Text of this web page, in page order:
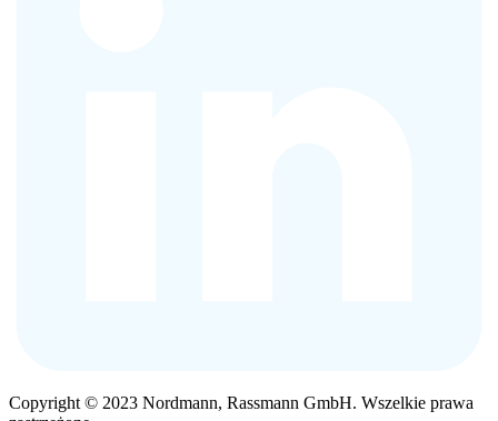
Copyright © 2023 Nordmann, Rassmann GmbH. Wszelkie prawa